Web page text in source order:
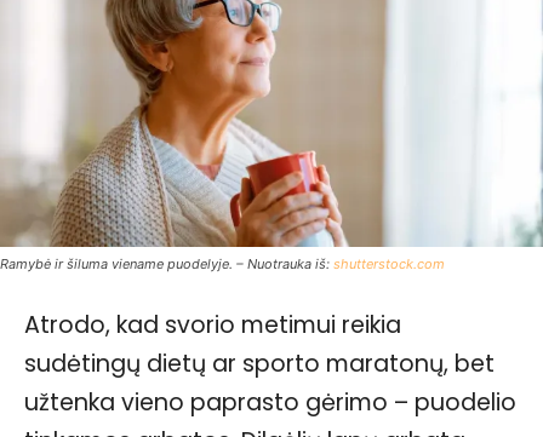
Ramybė ir šiluma viename puodelyje. – Nuotrauka iš: shutterstock.com
Atrodo, kad svorio metimui reikia
sudėtingų dietų ar sporto maratonų, bet
užtenka vieno paprasto gėrimo – puodelio